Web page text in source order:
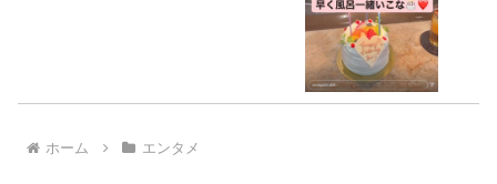
ホーム エンタメ